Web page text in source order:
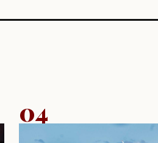
04